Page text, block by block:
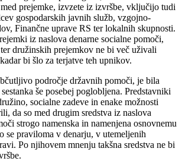
prejemke, izvzete iz izvršbe, vključijo tudi
gospodarskih javnih služb, vzgojno-
Finančne uprave RS ter lokalnih skupnosti.
iz naslova denarne socialne pomoči,
družinskih prejemkov ne bi več uživali
bi šlo za terjatve teh upnikov.
področje državnih pomoči, je bila
še posebej poglobljena. Predstavniki
socialne zadeve in enake možnosti
da so med drugim sredstva iz naslova
strogo namenska in namenjena osnovnemu
se praviloma v denarju, v utemeljenih
Po njihovem mnenju takšna sredstva ne bi